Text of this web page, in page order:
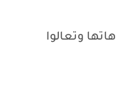
هاتها وتعالوا